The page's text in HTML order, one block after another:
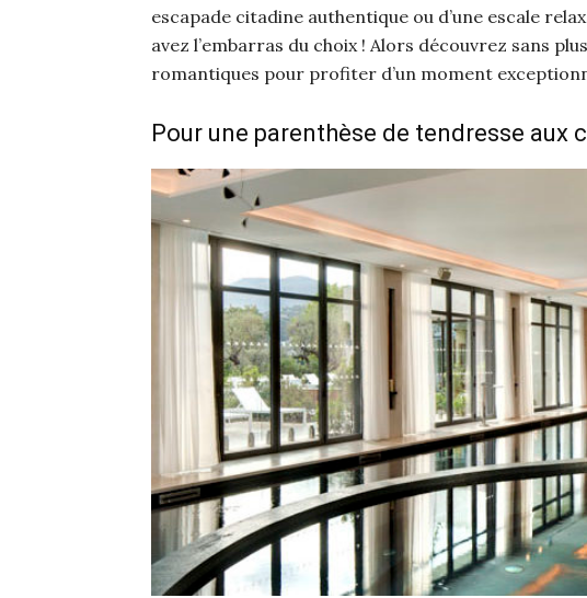
escapade citadine authentique ou d’une escale
avez l’embarras du choix ! Alors découvrez sans
romantiques pour profiter d’un moment
Pour une parenthèse de tendresse aux